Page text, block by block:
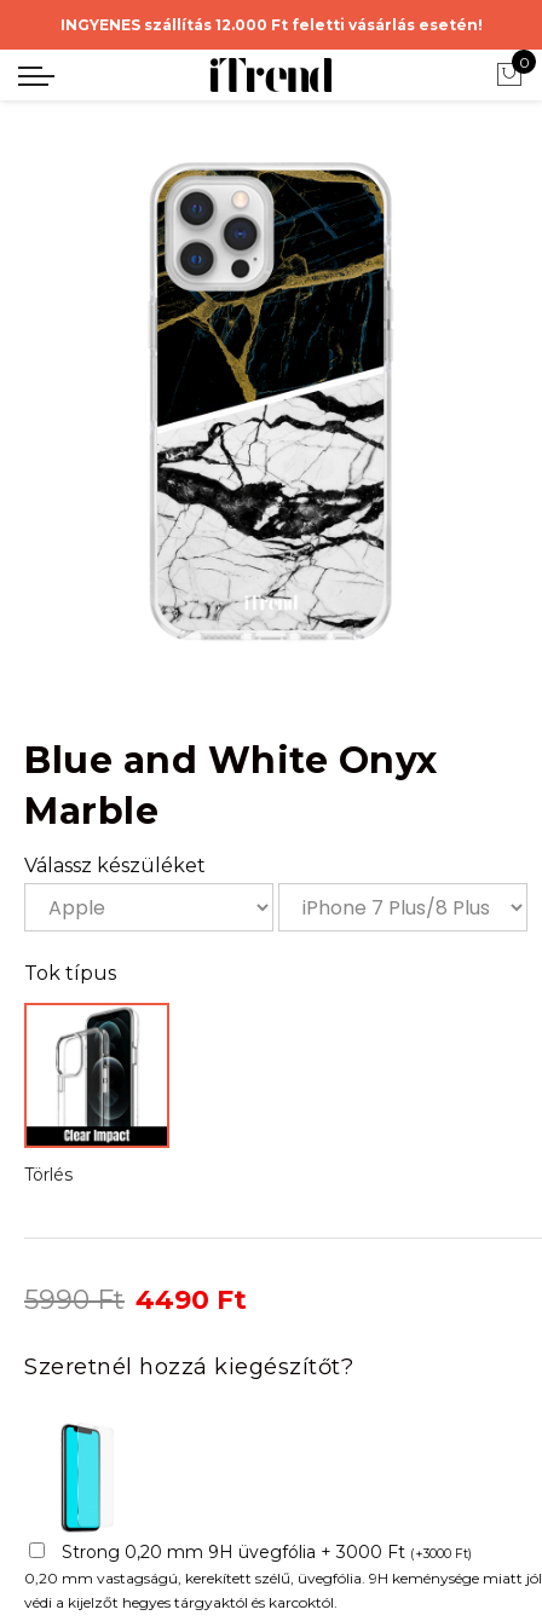
INGYENES szállítás 12.000 Ft feletti vásárlás esetén!
0
Blue and White Onyx
Marble
Válassz készüléket
Tok típus
Törlés
5990Ft Original
was:
5990 Ft.
4490 Ft
is:
4490 Ft.
Szeretnél hozzá kiegészítőt?
Strong 0,20 mm 9H üvegfólia + 3000 Ft (+3000 Ft)
0,20 mm vastagságú, kerekített szélű, üvegfólia. 9H keménysége miatt jól
védi a kijelzőt hegyes tárgyaktól és karcoktól.